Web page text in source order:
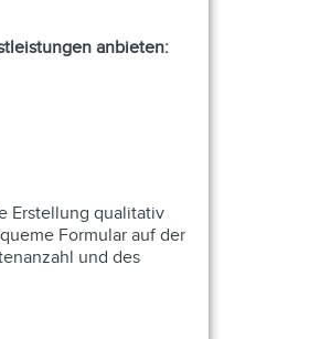
anbieten:
Erstellung qualitativ
Formular auf der
und des